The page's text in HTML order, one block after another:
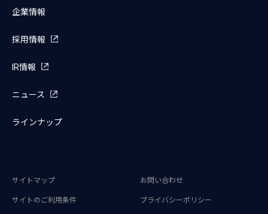
企業情報
採用情報
IR情報
ニュース
ラインナップ
サイトマップ お問い合わせ
サイトのご利用条件 プライバシーポリシー